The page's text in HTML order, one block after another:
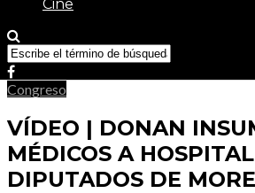
Cine
Congreso
VÍDEO | DONAN
MÉDICOS A
DIPUTADOS DE